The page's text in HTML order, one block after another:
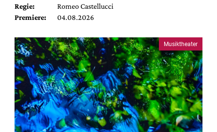
Regie:
Romeo Castellucci
Premiere:
04.08.2026
Musiktheater